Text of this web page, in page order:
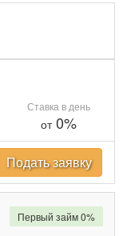
Ставка в день
от0%
Подать заявку
Первый займ 0%